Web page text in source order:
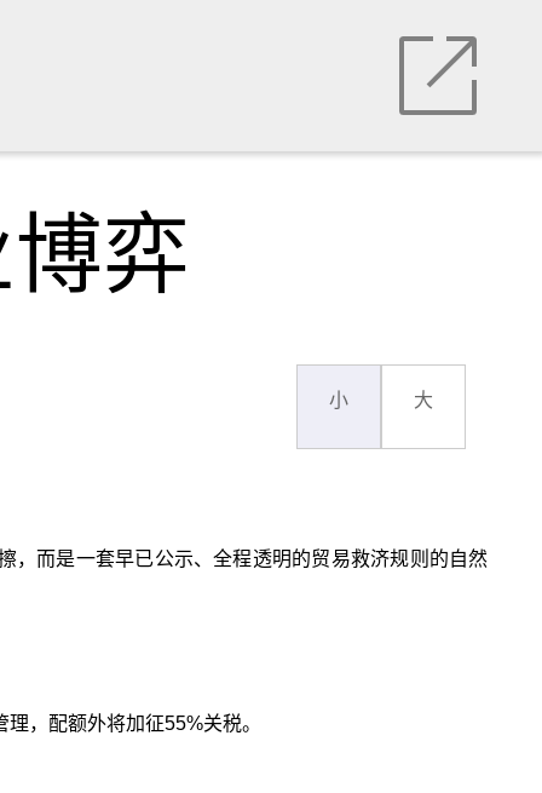
弈
小 大
，而是一套早已公示、全程透明的贸易救济规则的自然
，配额外将加征55%关税。